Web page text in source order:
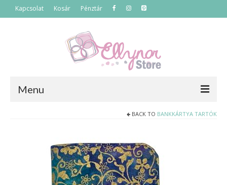
Kapcsolat Kosár Pénztár
Menu
Szettek
Akciós termékek
BACK TO BANKKÁRTYA TARTÓK